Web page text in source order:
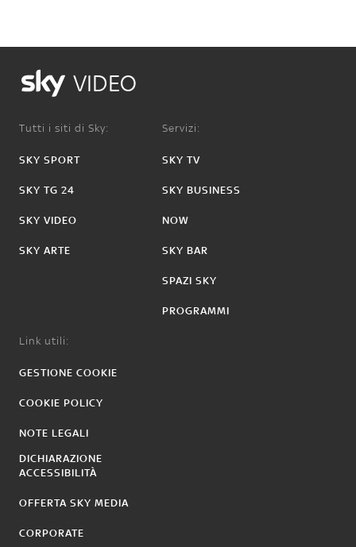
VIDEO
Tutti i siti di Sky:
SKY SPORT
SKY TG 24
SKY VIDEO
SKY ARTE
Servizi:
SKY TV
SKY BUSINESS
NOW
SKY BAR
SPAZI SKY
PROGRAMMI
Link utili:
GESTIONE COOKIE
COOKIE POLICY
NOTE LEGALI
DICHIARAZIONE
ACCESSIBILITÀ
OFFERTA SKY MEDIA
CORPORATE